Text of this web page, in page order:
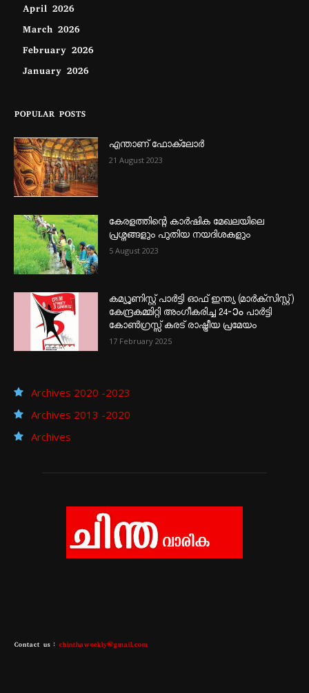
April 2026
March 2026
February 2026
January 2026
POPULAR POSTS
എന്താണ്‌ ഫോക്‌ലോർ
21 August 2023
കേരളത്തിന്റെ കാർഷിക മേഖലയിലെ
പ്രശ്നങ്ങളും പുതിയ നയദിശകളും
5 August 2023
കമ്യൂണിസ്റ്റ് പാർട്ടി ഓഫ് ഇന്ത്യ (മാർക്സിസ്റ്റ്)
കേന്ദ്രകമ്മിറ്റി അംഗീകരിച്ച 24‐ാം പാർട്ടി
കോൺഗ്രസ്സ് കരട് രാഷ്ട്രീയ പ്രമേയം
17 February 2025
Archives 2020 -2023
Archives 2013 -2020
Archives
Contact us : chinthaweekly@gmail.com